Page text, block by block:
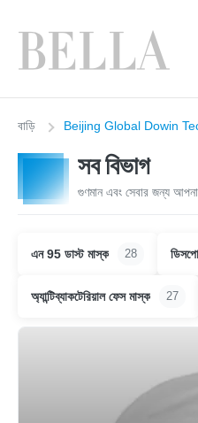
বাড়ি Beijing Global Dowin
সব বিভাগ
গুণমান এবং সেবার জন্য
এন 95 ডাস্ট মাস্ক 28
অ্যান্টিব্যাকটেরিয়াল ফেস মাস্ক 27